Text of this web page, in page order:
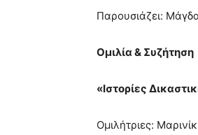
Παρουσιάζει:
Ομιλία & Συζήτηση
«Ιστορίες
Ομιλήτριες: